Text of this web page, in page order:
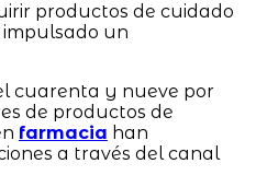
productos de cuidado
impulsado un
cuarenta y nueve por
de productos de
farmacia han
a través del canal